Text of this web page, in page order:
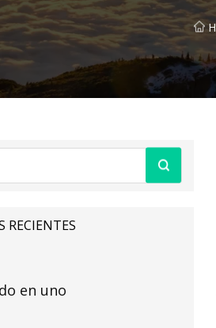
RECIENTES
$800 en esta MacBook
May